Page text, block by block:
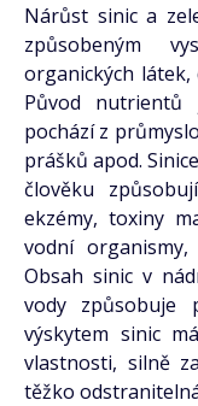
Nárůst sinic a
způsobeným
organických
Původ nutrientů
pochází z
prášků apod.
člověku
ekzémy, toxiny
vodní
Obsah sinic v
vody způsobuje
výskytem sinic
vlastnosti, silně
těžko